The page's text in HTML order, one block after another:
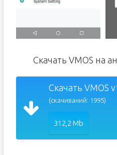
Скачать VMOS на
Скачать VMOS
(скачиваний: 1995)
312,2 Mb